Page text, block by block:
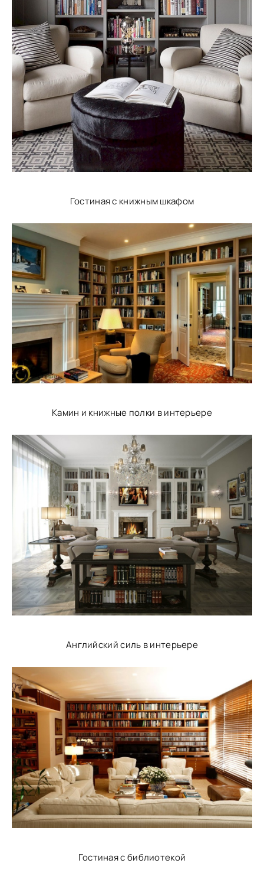
Гостиная с книжным шкафом
Камин и книжные полки в интерьере
Английский силь в интерьере
Гостиная с библиотекой